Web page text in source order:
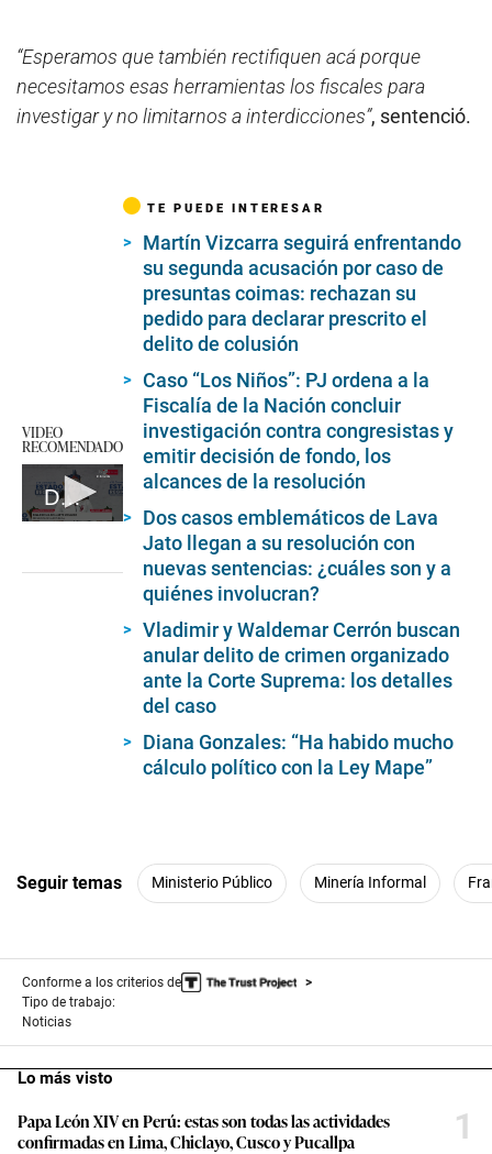
“Esperamos que también rectifiquen acá porque
necesitamos esas herramientas los fiscales para
investigar y no limitarnos a interdicciones”, sentenció.
VIDEO
RECOMENDADO
Declaraciones de Dina Boluarte
TE PUEDE INTERESAR
Martín Vizcarra seguirá enfrentando
su segunda acusación por caso de
presuntas coimas: rechazan su
pedido para declarar prescrito el
delito de colusión
Caso “Los Niños”: PJ ordena a la
Fiscalía de la Nación concluir
investigación contra congresistas y
emitir decisión de fondo, los
alcances de la resolución
Dos casos emblemáticos de Lava
Jato llegan a su resolución con
nuevas sentencias: ¿cuáles son y a
quiénes involucran?
Vladimir y Waldemar Cerrón buscan
anular delito de crimen organizado
ante la Corte Suprema: los detalles
del caso
Diana Gonzales: “Ha habido mucho
cálculo político con la Ley Mape”
Seguir temas Ministerio Público Minería Informal
Conforme a los criterios de
Tipo de trabajo:
Noticias
Lo más visto
Papa León XIV en Perú: estas son todas las actividades
confirmadas en Lima, Chiclayo, Cusco y Pucallpa
1